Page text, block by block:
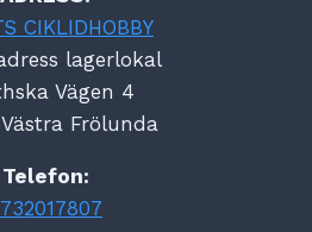
CIKLIDHOBBY
lagerlokal
Vägen 4
Frölunda
Telefon: